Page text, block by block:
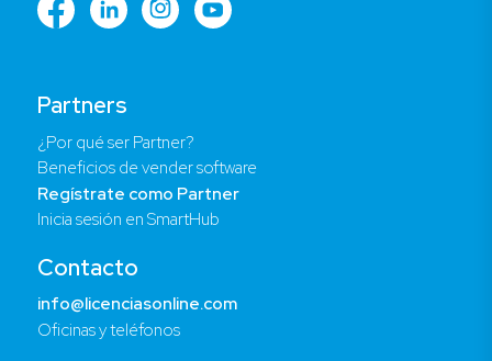
Partners
¿Por qué ser Partner?
Beneficios de vender software
Regístrate como Partner
Inicia sesión en SmartHub
Contacto
info@licenciasonline.com
Oficinas y teléfonos